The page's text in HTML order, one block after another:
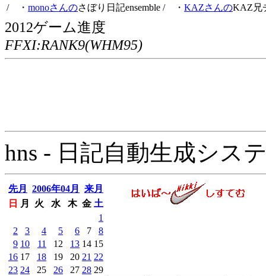
/ ・ monoさんのさぼり日記ensemble / ・ KAZさんのKAZ兄
2012ゲーム進度
FFXI:RANK9(WHM95)
hns - 日記自動生成シス
先月 2006年04月
来月
日
月 火 水 木 金 土
1
2
3 4 5 6 7
8
9 10 11 12 13 14 15
16 17 18 19 20 21 22
23 24 25 26 27 28 29